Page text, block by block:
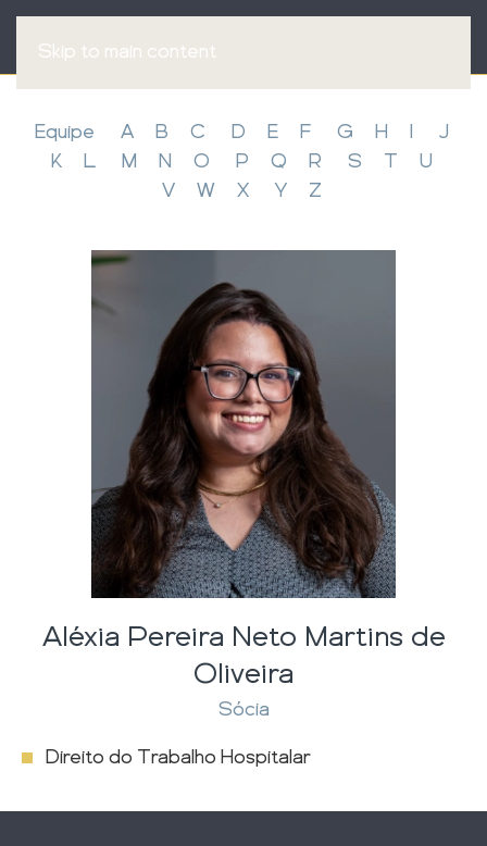
Skip to main content
Equipe A B C D E F G H
J
K
L M N O P Q R S T
U
V
W X Y Z
Aléxia Pereira Neto Martins de
Oliveira
Sócia
Direito do Trabalho Hospitalar